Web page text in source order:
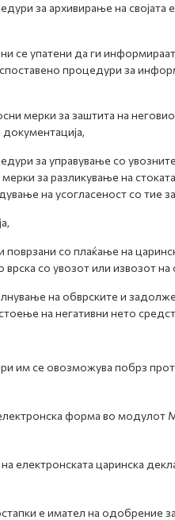
за архивирање на својата
се упатени да ги
процедури за
мерки за заштита на
за управување со
за разликување на
на усогласеност со тие
со плаќање на
со увозот или извозот на
на обврските и
на негативни нето
им се овозможува побрз
форма во
електронската царинска
е имател на одобрение